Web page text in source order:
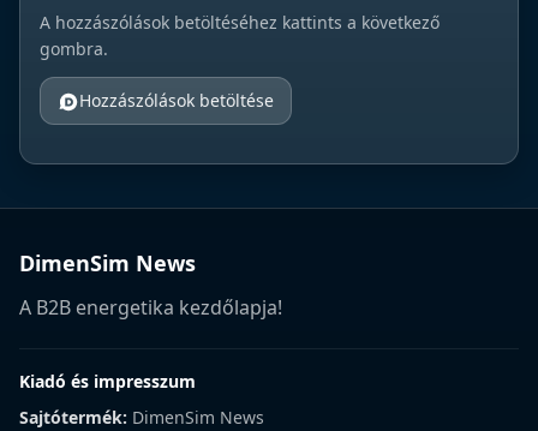
A hozzászólások betöltéséhez kattints a következő
gombra.
Hozzászólások betöltése
DimenSim News
A B2B energetika kezdőlapja!
Kiadó és impresszum
Sajtótermék: DimenSim News